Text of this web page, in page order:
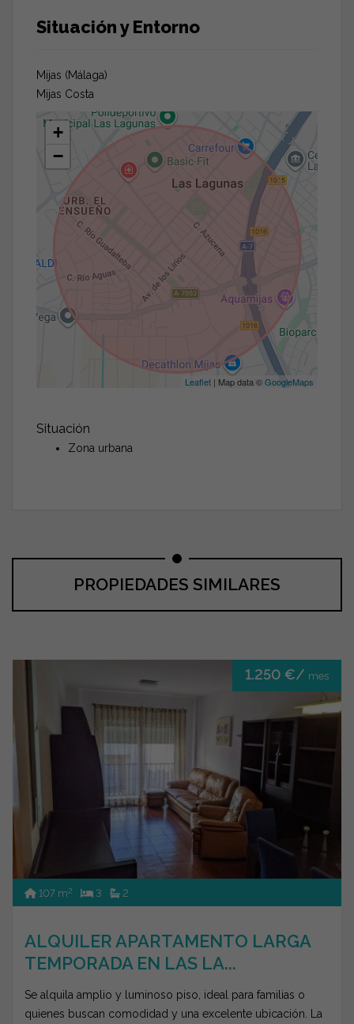
Situación y Entorno
Mijas (Málaga)
Mijas Costa
+
−
Leaflet | Map data ©GoogleMaps
Situación
Zona urbana
PROPIEDADES SIMILARES
1.250 €/ mes
107 m2 3 2
ALQUILER APARTAMENTO LARGA
TEMPORADA EN LAS LA...
Se alquila amplio y luminoso piso, ideal para familias o
quienes buscan comodidad y una excelente ubicación. La